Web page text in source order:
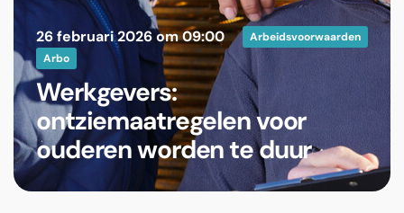
26 februari 2026 om 09:00
Arbeidsvoorwaarden
Arbo
Werkgevers:
ontziemaatregelen voor
ouderen worden te duur